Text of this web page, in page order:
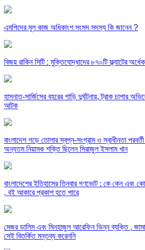
এমপিদের মূল কাজ অধিকাংশ সংসদ সদস্য কি জানেন ?
বিজয় রাকিন সিটি : মুক্তিযোদ্ধাদের ৮৭০টি ফ্ল্যাটের
হাসনাত-সার্জিসের বহরের গাড়ি দুর্ঘটনায়, ট্রাক চাপার
আটক
বাংলাদেশ গড়ে তোলার স্বপ্ন-সংগ্রাম ও স্বাধীনতা
অন্যতম নিয়ামক শক্তি ছিলেন সিরাজুল ইসলাম খান
বাংলাদেশের ইতিহাসের তিনবার গণভোট : কে কেন এবং
, বই আকারে প্রকাশ হতে পারে
মেজর ডালিম এবং মিনহাজুল আরেফিন ভিন্ন ব্যক্তি ,
সেই বিতর্কিত মন্তব্য করেননি